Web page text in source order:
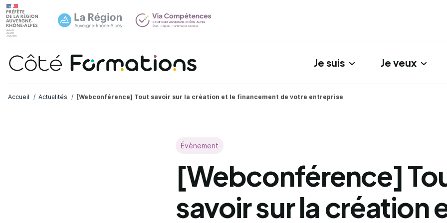
Aller au contenu principal
Je suis Je veux
Aller au contenu principal
Accueil Actualités [Webconférence] Tout savoir sur la création et le financement de votre entreprise
Évènement
[Webconférence]
savoir sur la création